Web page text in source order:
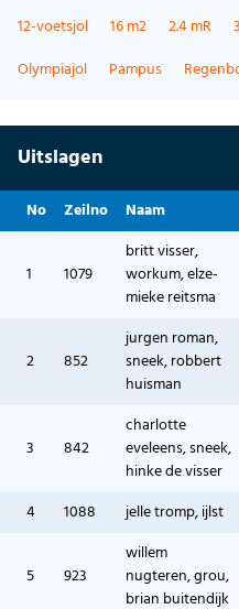
12-voetsjol 16 m2 2.4 mR
Olympiajol
Pampus
Uitslagen
No Zeilno Naam
1 1079
britt visser,
workum, elze-
mieke reitsma
2 852
jurgen roman,
sneek, robbert
huisman
3 842
charlotte
eveleens, sneek,
hinke de visser
4 1088 jelle tromp, ijlst
5 923
willem
nugteren, grou,
brian buitendijk